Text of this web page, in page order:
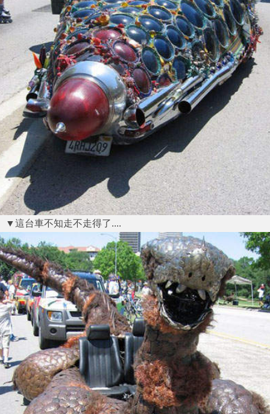
▼這台車不知走不走得了....